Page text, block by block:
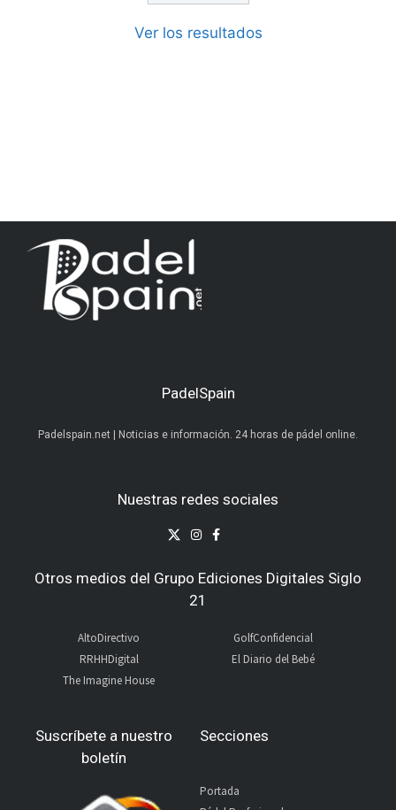
Ver los resultados
PadelSpain
Padelspain.net | Noticias e información. 24 horas de pádel online.
Nuestras redes sociales
Otros medios del Grupo Ediciones Digitales Siglo
21
AltoDirectivo
RRHHDigital
The Imagine House
GolfConfidencial
El Diario del Bebé
Suscríbete a nuestro
boletín
Secciones
Portada